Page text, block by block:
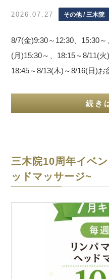
2026.07.27 その他 / 三木院
8/7(金)9:30～12:30、15:30
(月)15:30～、18:15～8/11(火
18:45～8/13(木)～8/16(日)お
続き
三木院10周年イベ
ッドマッサージ~